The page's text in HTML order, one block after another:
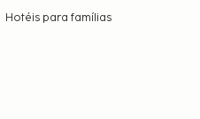
Hotéis para famílias